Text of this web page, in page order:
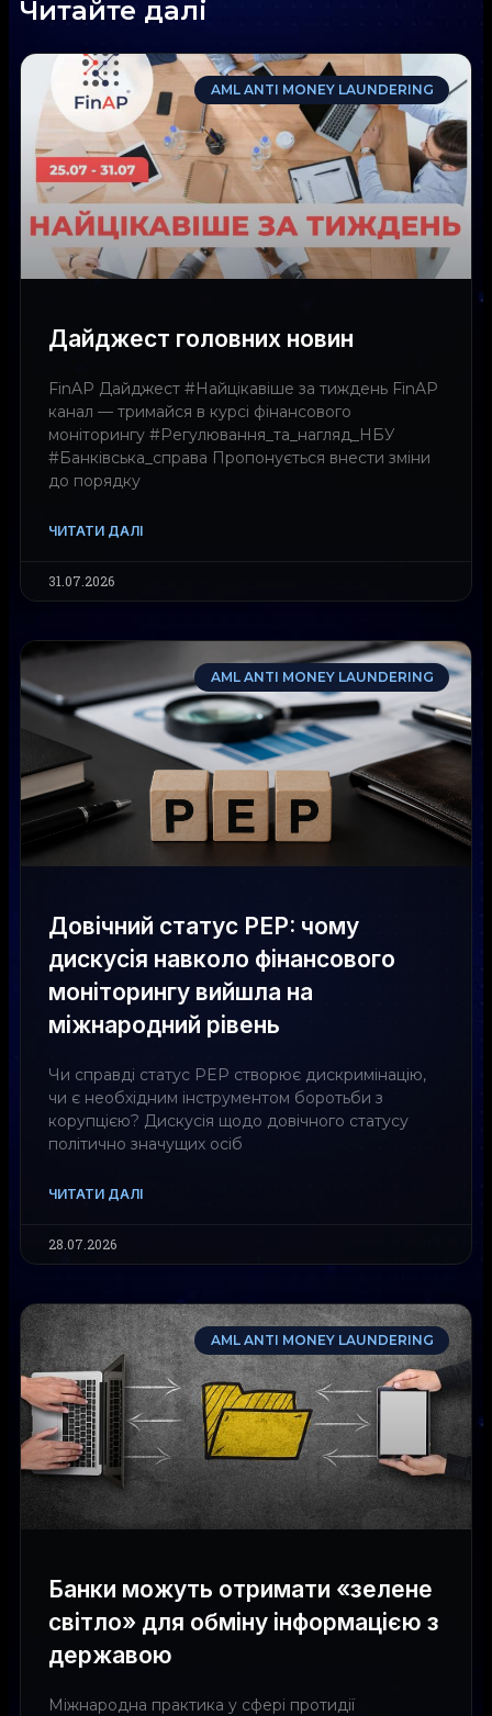
Читайте далі
AML ANTI MONEY LAUNDERING
Дайджест головних новин
FinAP Дайджест #Найцікавіше за тиждень FinAP
канал — тримайся в курсі фінансового
моніторингу #Регулювання_та_нагляд_НБУ
#Банківська_справа Пропонується внести зміни
до порядку
ЧИТАТИ ДАЛІ
31.07.2026
AML ANTI MONEY LAUNDERING
Довічний статус PEP: чому
дискусія навколо фінансового
моніторингу вийшла на
міжнародний рівень
Чи справді статус PEP створює дискримінацію,
чи є необхідним інструментом боротьби з
корупцією? Дискусія щодо довічного статусу
політично значущих осіб
ЧИТАТИ ДАЛІ
28.07.2026
AML ANTI MONEY LAUNDERING
Банки можуть отримати «зелене
світло» для обміну інформацією з
державою
Міжнародна практика у сфері протидії